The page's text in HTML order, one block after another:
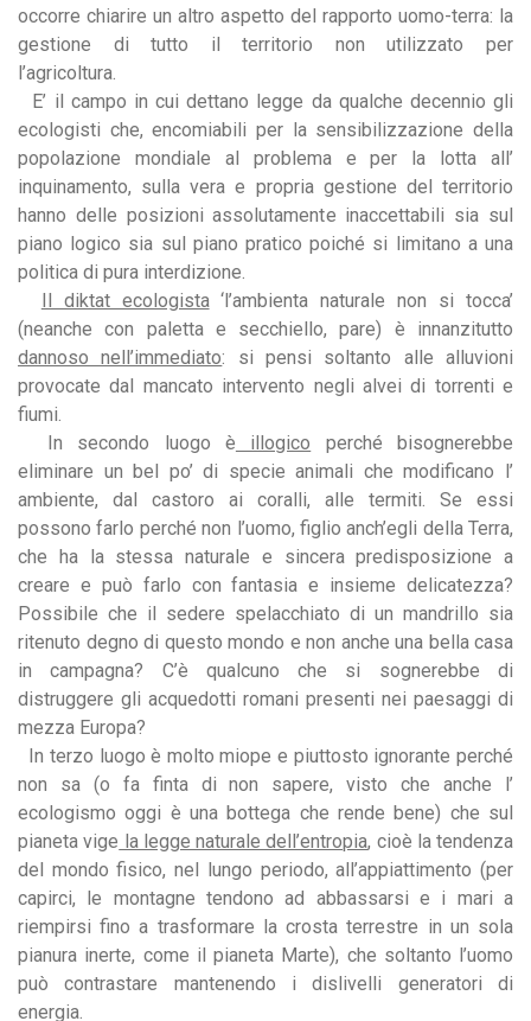
occorre chiarire un altro aspetto del rapporto uomo-terra: la
gestione di tutto il territorio non utilizzato per
l’agricoltura.
E’ il campo in cui dettano legge da qualche decennio gli
ecologisti che, encomiabili per la sensibilizzazione della
popolazione mondiale al problema e per la lotta all’
inquinamento, sulla vera e propria gestione del territorio
hanno delle posizioni assolutamente inaccettabili sia sul
piano logico sia sul piano pratico poiché si limitano a una
politica di pura interdizione.
Il diktat ecologista‘l’ambienta naturale non si tocca’
(neanche con paletta e secchiello, pare) è innanzitutto
dannoso nell’immediato: si pensi soltanto alle alluvioni
provocate dal mancato intervento negli alvei di torrenti e
fiumi.
In secondo luogo è illogico perché bisognerebbe
eliminare un bel po’ di specie animali che modificano l’
ambiente, dal castoro ai coralli, alle termiti. Se essi
possono farlo perché non l’uomo, figlio anch’egli della Terra,
che ha la stessa naturale e sincera predisposizione a
creare e può farlo con fantasia e insieme delicatezza?
Possibile che il sedere spelacchiato di un mandrillo sia
ritenuto degno di questo mondo e non anche una bella casa
in campagna? C’è qualcuno che si sognerebbe di
distruggere gli acquedotti romani presenti nei paesaggi di
mezza Europa?
In terzo luogo è molto miope e piuttosto ignorante perché
non sa (o fa finta di non sapere, visto che anche l’
ecologismo oggi è una bottega che rende bene) che sul
pianeta vige la legge naturale dell’entropia, cioè la tendenza
del mondo fisico, nel lungo periodo, all’appiattimento (per
capirci, le montagne tendono ad abbassarsi e i mari a
riempirsi fino a trasformare la crosta terrestre in un sola
pianura inerte, come il pianeta Marte), che soltanto l’uomo
può contrastare mantenendo i dislivelli generatori di
energia.